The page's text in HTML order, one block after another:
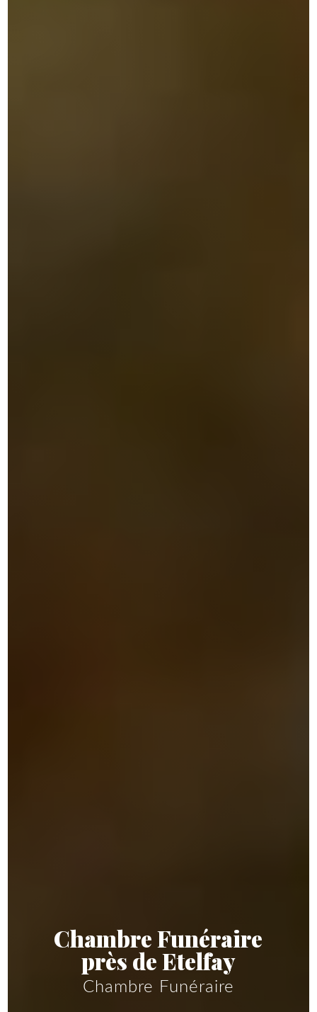
Chambre Funéraire
près de Etelfay
Chambre Funéraire